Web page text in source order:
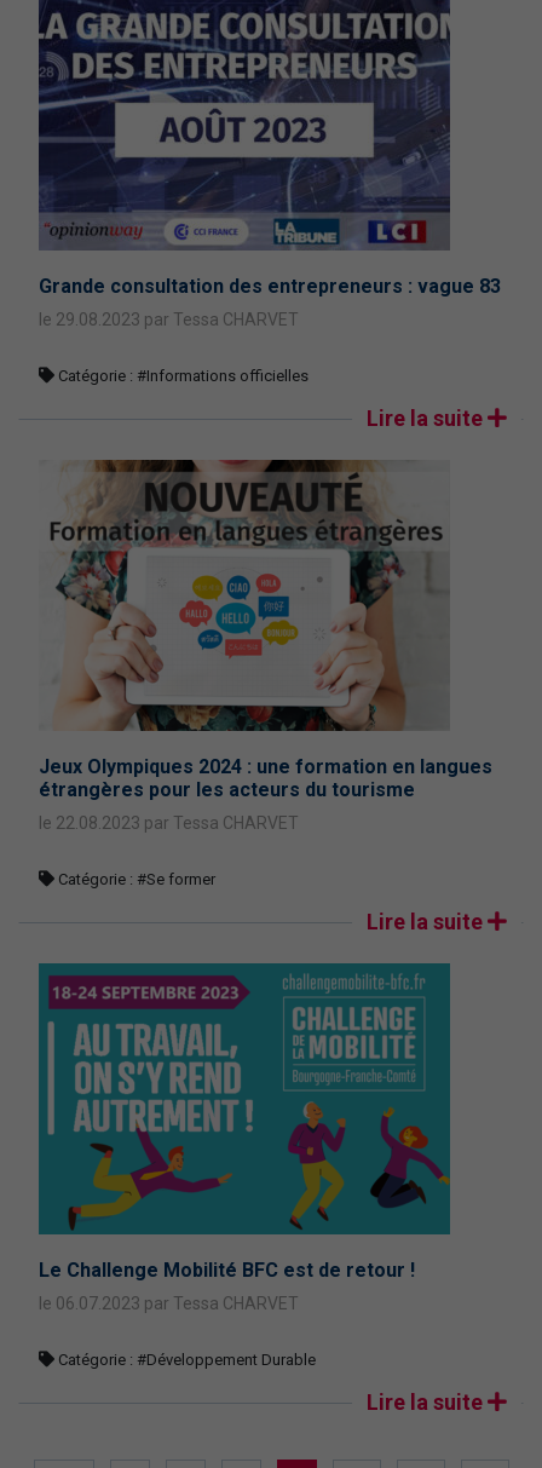
Grande consultation des entrepreneurs : vague 83
le 29.08.2023 par Tessa CHARVET
Catégorie : #Informations officielles
Lire la suite
Jeux Olympiques 2024 : une formation en langues
étrangères pour les acteurs du tourisme
le 22.08.2023 par Tessa CHARVET
Catégorie : #Se former
Lire la suite
Le Challenge Mobilité BFC est de retour !
le 06.07.2023 par Tessa CHARVET
Catégorie : #Développement Durable
Lire la suite